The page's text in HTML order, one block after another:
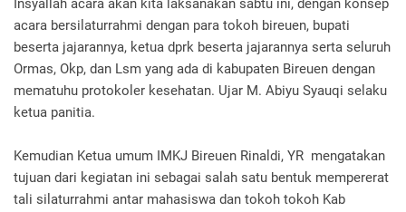
Insyallah acara akan kita laksanakan sabtu ini, dengan konsep
acara bersilaturrahmi dengan para tokoh bireuen, bupati
beserta jajarannya, ketua dprk beserta jajarannya serta seluruh
Ormas, Okp, dan Lsm yang ada di kabupaten Bireuen dengan
mematuhu protokoler kesehatan. Ujar M. Abiyu Syauqi selaku
ketua panitia.
Kemudian Ketua umum IMKJ Bireuen Rinaldi, YR mengatakan
tujuan dari kegiatan ini sebagai salah satu bentuk mempererat
tali silaturrahmi antar mahasiswa dan tokoh tokoh Kab